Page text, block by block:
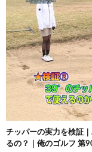
チッパーの実力を検証
るの？｜俺のゴルフ 第